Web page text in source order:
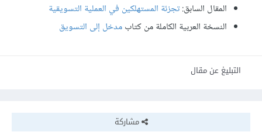
المقال السابق:تجزئة المستهلكين في العملية التسويقية
النسخة العربية الكاملة من كتابمدخل إلى التسويق
التبليغ عن مقال
مشاركة